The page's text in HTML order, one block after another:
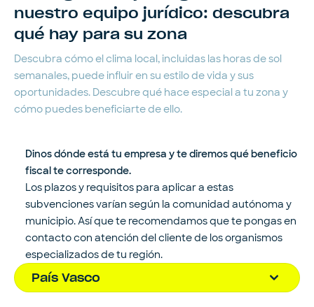
nuestro equipo jurídico: descubra
qué hay para su zona
Descubra cómo el clima local, incluidas las horas de sol
semanales, puede influir en su estilo de vida y sus
oportunidades. Descubre qué hace especial a tu zona y
cómo puedes beneficiarte de ello.
Dinos dónde está tu empresa y te diremos qué beneficio
fiscal te corresponde.
Los plazos y requisitos para aplicar a estas
subvenciones varían según la comunidad autónoma y
municipio. Así que te recomendamos que te pongas en
contacto con atención del cliente de los organismos
especializados de tu región.
País Vasco